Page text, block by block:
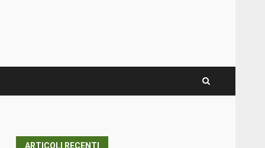
ARTICOLI RECENTI